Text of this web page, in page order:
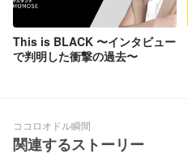
This is BLACK 〜インタビュー
で判明した衝撃の過去〜
ココロオドル瞬間
関連するストーリー